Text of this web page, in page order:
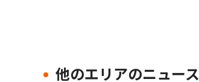
他のエリアのニュース